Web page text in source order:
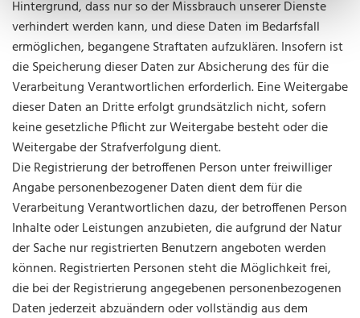
Hintergrund, dass nur so der Missbrauch unserer Dienste
verhindert werden kann, und diese Daten im Bedarfsfall
ermöglichen, begangene Straftaten aufzuklären. Insofern ist
die Speicherung dieser Daten zur Absicherung des für die
Verarbeitung Verantwortlichen erforderlich. Eine Weitergabe
dieser Daten an Dritte erfolgt grundsätzlich nicht, sofern
keine gesetzliche Pflicht zur Weitergabe besteht oder die
Weitergabe der Strafverfolgung dient.
Die Registrierung der betroffenen Person unter freiwilliger
Angabe personenbezogener Daten dient dem für die
Verarbeitung Verantwortlichen dazu, der betroffenen Person
Inhalte oder Leistungen anzubieten, die aufgrund der Natur
der Sache nur registrierten Benutzern angeboten werden
können. Registrierten Personen steht die Möglichkeit frei,
die bei der Registrierung angegebenen personenbezogenen
Daten jederzeit abzuändern oder vollständig aus dem